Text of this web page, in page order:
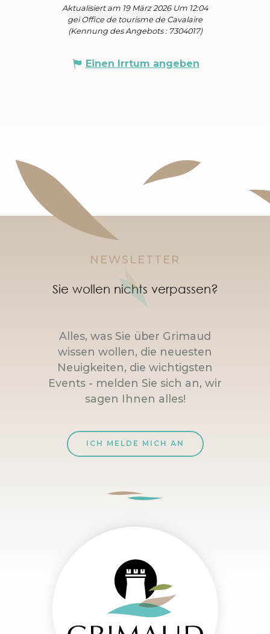
Aktualisiert am 19 März 2026 Um 12:04
gei Office de tourisme de Cavalaire
(Kennung des Angebots : 7304017)
Einen Irrtum angeben
NEWSLETTER
Sie wollen nichts verpassen?
Alles, was Sie über Grimaud
wissen wollen, die neuesten
Neuigkeiten, die wichtigsten
Events - melden Sie sich an, wir
sagen Ihnen alles!
ICH MELDE MICH AN